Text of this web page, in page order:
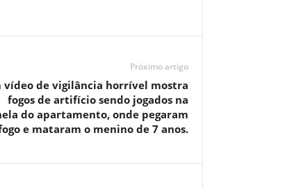
Próximo artigo
vídeo de vigilância horrível mostra
fogos de artifício sendo jogados na
do apartamento, onde pegaram
e mataram o menino de 7 anos.